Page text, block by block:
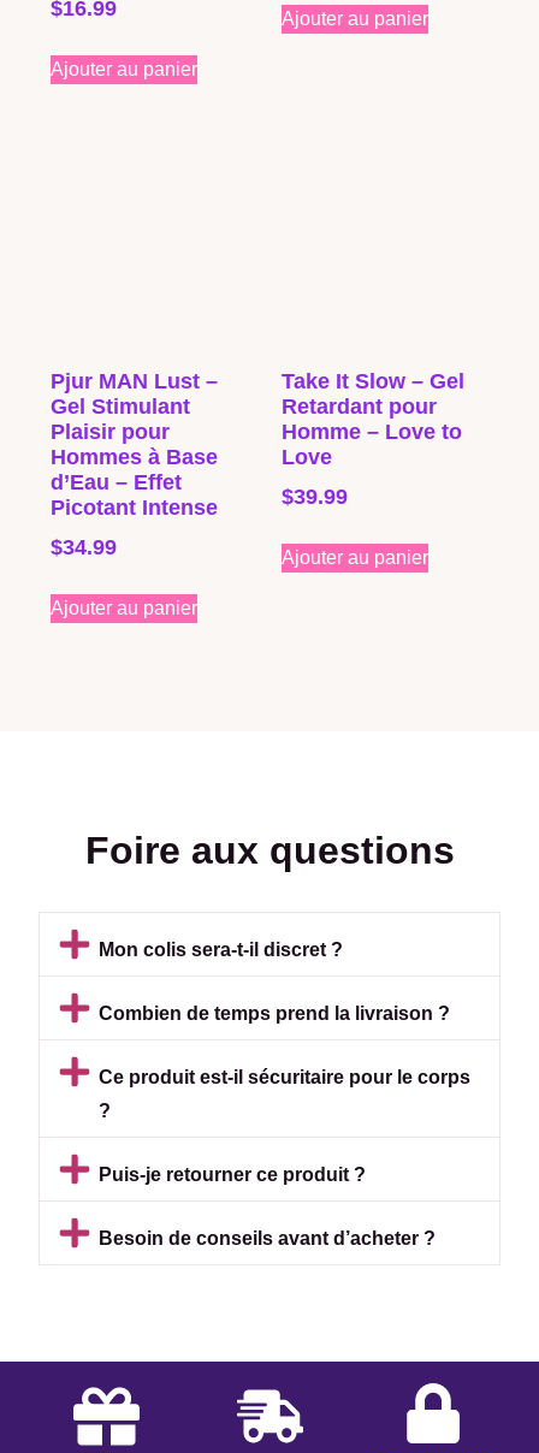
$16.99
Ajouter au panier
Ajouter au panier
Pjur MAN Lust –
Gel Stimulant
Plaisir pour
Hommes à Base
d’Eau – Effet
Picotant Intense
$34.99
Ajouter au panier
Take It Slow – Gel
Retardant pour
Homme – Love to
Love
$39.99
Ajouter au panier
Foire aux questions
Mon colis sera-t-il discret ?
Combien de temps prend la livraison ?
Ce produit est-il sécuritaire pour le corps
?
Puis-je retourner ce produit ?
Besoin de conseils avant d’acheter ?